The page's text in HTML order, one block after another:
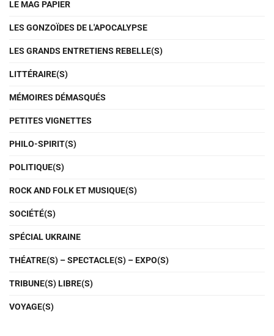
LE MAG PAPIER
LES GONZOÏDES DE L'APOCALYPSE
LES GRANDS ENTRETIENS REBELLE(S)
LITTÉRAIRE(S)
MÉMOIRES DÉMASQUÉS
PETITES VIGNETTES
PHILO-SPIRIT(S)
POLITIQUE(S)
ROCK AND FOLK ET MUSIQUE(S)
SOCIÉTÉ(S)
SPÉCIAL UKRAINE
THÉATRE(S) – SPECTACLE(S) – EXPO(S)
TRIBUNE(S) LIBRE(S)
VOYAGE(S)